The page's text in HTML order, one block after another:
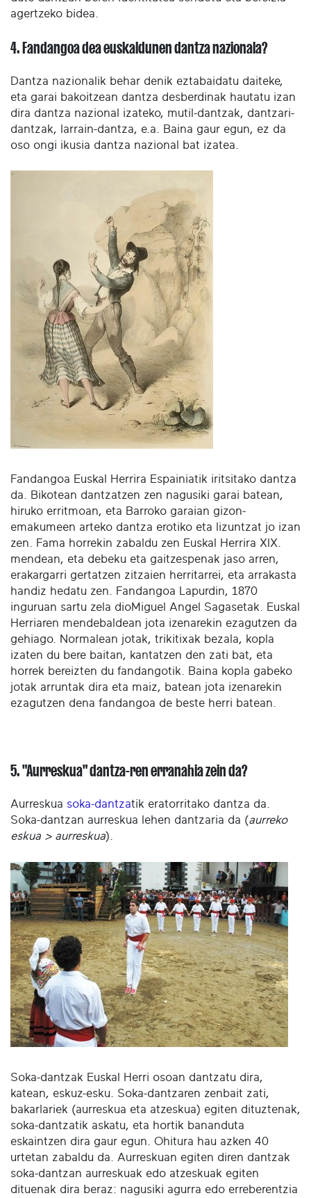
agertzeko bidea.
4. Fandangoa dea euskaldunen dantza nazionala?
Dantza nazionalik behar denik eztabaidatu daiteke,
eta garai bakoitzean dantza desberdinak hautatu izan
dira dantza nazional izateko, mutil-dantzak, dantzari-
dantzak, larrain-dantza, e.a. Baina gaur egun, ez da
oso ongi ikusia dantza nazional bat izatea.
Fandangoa Euskal Herrira Espainiatik iritsitako dantza
da. Bikotean dantzatzen zen nagusiki garai batean,
hiruko erritmoan, eta Barroko garaian gizon-
emakumeen arteko dantza erotiko eta lizuntzat jo izan
zen. Fama horrekin zabaldu zen Euskal Herrira XIX.
mendean, eta debeku eta gaitzespenak jaso arren,
erakargarri gertatzen zitzaien herritarrei, eta arrakasta
handiz hedatu zen. Fandangoa Lapurdin, 1870
inguruan sartu zela dioMiguel Angel Sagasetak. Euskal
Herriaren mendebaldean jota izenarekin ezagutzen da
gehiago. Normalean jotak, trikitixak bezala, kopla
izaten du bere baitan, kantatzen den zati bat, eta
horrek bereizten du fandangotik. Baina kopla gabeko
jotak arruntak dira eta maiz, batean jota izenarekin
ezagutzen dena fandangoa de beste herri batean.
5. "Aurreskua" dantza-ren erranahia zein da?
Aurreskua soka-dantzatik eratorritako dantza da.
Soka-dantzan aurreskua lehen dantzaria da (aurreko
eskua > aurreskua).
Soka-dantzak Euskal Herri osoan dantzatu dira,
katean, eskuz-esku. Soka-dantzaren zenbait zati,
bakarlariek (aurreskua eta atzeskua) egiten dituztenak,
soka-dantzatik askatu, eta hortik bananduta
eskaintzen dira gaur egun. Ohitura hau azken 40
urtetan zabaldu da. Aurreskuan egiten diren dantzak
soka-dantzan aurreskuak edo atzeskuak egiten
dituenak dira beraz: nagusiki agurra edo erreberentzia